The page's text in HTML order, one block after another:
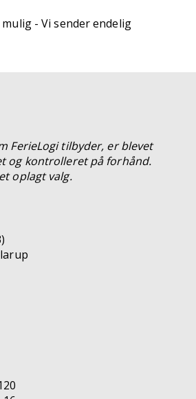
- Vi sender endelig
FerieLogi tilbyder, er blevet
og kontrolleret på forhånd.
oplagt valg.